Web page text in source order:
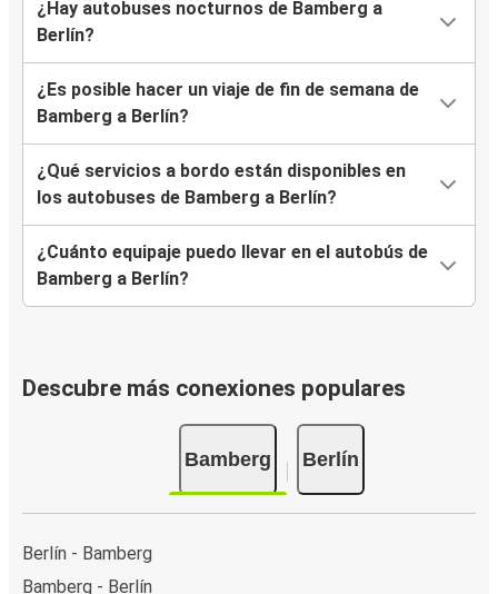
¿Hay autobuses nocturnos de Bamberg a
Berlín?
¿Es posible hacer un viaje de fin de semana de
Bamberg a Berlín?
¿Qué servicios a bordo están disponibles en
los autobuses de Bamberg a Berlín?
¿Cuánto equipaje puedo llevar en el autobús de
Bamberg a Berlín?
Descubre más conexiones populares
Bamberg Berlín
Berlín - Bamberg
Bamberg - Berlín